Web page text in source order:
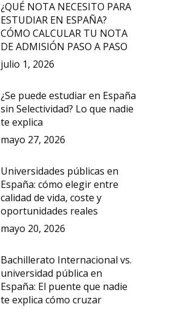
¿QUÉ NOTA NECESITO PARA
ESTUDIAR EN ESPAÑA?
CÓMO CALCULAR TU NOTA
DE ADMISIÓN PASO A PASO
julio 1, 2026
¿Se puede estudiar en España
sin Selectividad? Lo que nadie
te explica
mayo 27, 2026
Universidades públicas en
España: cómo elegir entre
calidad de vida, coste y
oportunidades reales
mayo 20, 2026
Bachillerato Internacional vs.
universidad pública en
España: El puente que nadie
te explica cómo cruzar